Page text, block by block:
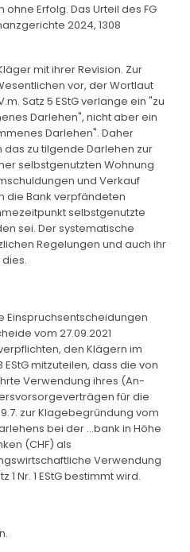
Erfolg. Das Urteil des FG
2024, 1308
mit ihrer Revision. Zur
vor, der Wortlaut
Satz 5 EStG verlange ein "zu
Darlehen", nicht aber ein
Darlehen". Daher
zu tilgende Darlehen zur
selbstgenutzten Wohnung
und Verkauf
die Bank verpfändeten
selbstgenutzte
sei. Der systematische
Regelungen und auch ihr
Einspruchsentscheidungen
vom 27.09.2021
den Klägern im
EStG mitzuteilen, dass die von
Verwendung ihres (An-
für die
zur Klagebegründung vom
bei der ...bank in Höhe
(CHF) als
Verwendung
1 Nr. 1 EStG bestimmt wird.